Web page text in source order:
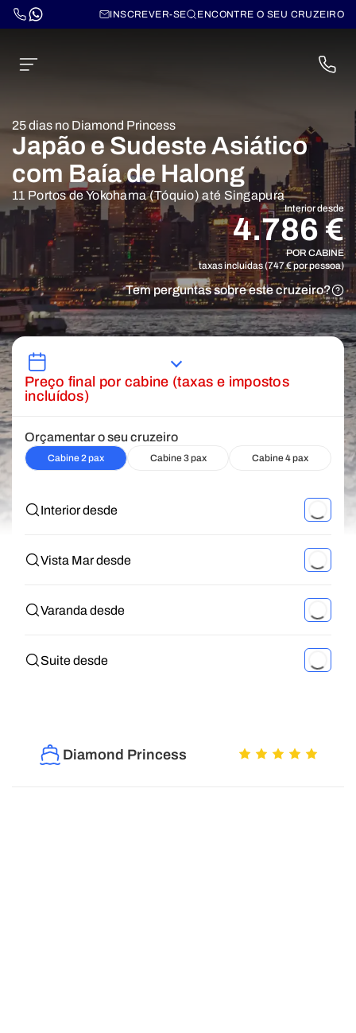
INSCREVER-SE ENCONTRE O SEU CRUZEIRO
25 dias no Diamond Princess
Japão e Sudeste Asiático
com Baía de Halong
11 Portos de Yokohama (Tóquio) até Singapura
Interior desde
4.786 €
POR CABINE
taxas incluidas (747 € por pessoa)
Tem perguntas sobre este cruzeiro?
Preço final por cabine (taxas e impostos
incluídos)
Orçamentar o seu cruzeiro
Cabine 2 pax Cabine 3 pax Cabine 4 pax
Interior desde
Vista Mar desde
Varanda desde
Suite desde
Diamond Princess